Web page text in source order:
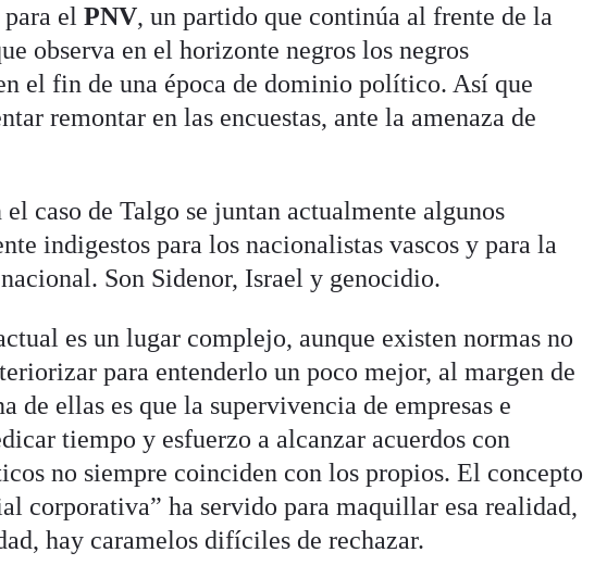
para elPNV, un partido que continúa al frente de la
observa en el horizonte negros los negros
el fin de una época de dominio político. Así que
remontar en las encuestas, ante la amenaza de
el caso de Talgo se juntan actualmente algunos
indigestos para los nacionalistas vascos y para la
Son Sidenor, Israel y genocidio.
es un lugar complejo, aunque existen normas no
para entenderlo un poco mejor, al margen de
de ellas es que la supervivencia de empresas e
tiempo y esfuerzo a alcanzar acuerdos con
no siempre coinciden con los propios. El concepto
corporativa” ha servido para maquillar esa realidad,
hay caramelos difíciles de rechazar.